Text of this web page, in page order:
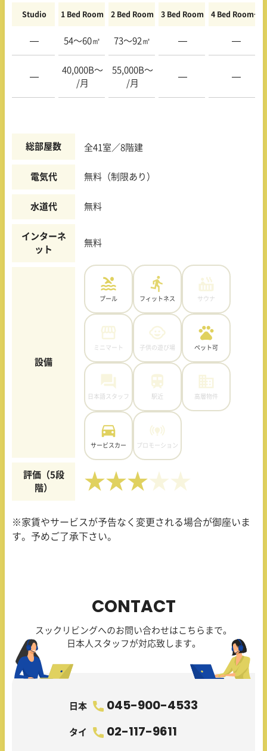
Studio 1 Bed Room 2 Bed Room 3 Bed Room 4 Bed Room〜
— 54〜60㎡ 73〜92㎡ — —
—
40,000B〜
/月
55,000B〜
/月
— —
総部屋数 全41室／8階建
電気代 無料（制限あり）
水道代 無料
インターネ
ット
無料
設備
プール フィットネス サウナ
ミニマート 子供の遊び場 ペット可
日本語スタッフ 駅近 高層物件
サービスカー プロモーション
評価（5段
階）
★★★
※家賃やサービスが予告なく変更される場合が御座いま
す。予めご了承下さい。
CONTACT
スックリビングへのお問い合わせはこちらまで。
日本人スタッフが対応致します。
日本 045-900-4533
タイ 02-117-9611